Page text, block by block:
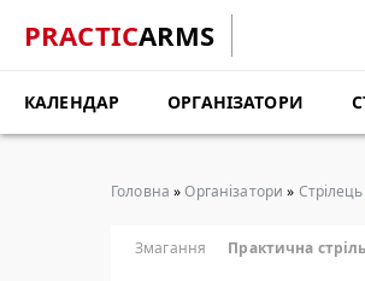
PRACTICARMS
КАЛЕНДАР ОРГАНІЗАТОРИ
Головна »Організатори »
Змагання Практична